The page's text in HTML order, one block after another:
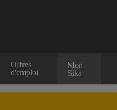
Offres
d'emploi
Mon
Sika